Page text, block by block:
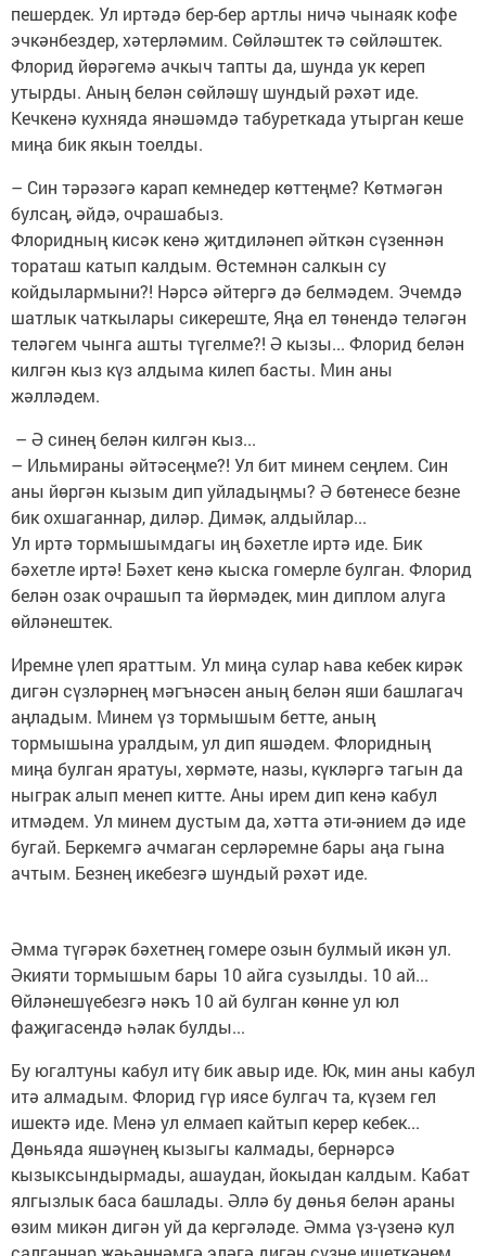
пешердек. Ул иртәдә бер-бер артлы ничә чынаяк кофе
эчкәнбездер, хәтерләмим. Сөйләштек тә сөйләштек.
Флорид йөрәгемә ачкыч тапты да, шунда ук кереп
утырды. Аның белән сөйләшү шундый рәхәт иде.
Кечкенә кухняда янәшәмдә табуреткада утырган кеше
миңа бик якын тоелды.
– Син тәрәзәгә карап кемнедер көттеңме? Көтмәгән
булсаң, әйдә, очрашабыз.
Флоридның кисәк кенә җитдиләнеп әйткән сүзеннән
тораташ катып калдым. Өстемнән салкын су
койдылармыни?! Нәрсә әйтергә дә белмәдем. Эчемдә
шатлык чаткылары сикереште, Яңа ел төнендә теләгән
теләгем чынга ашты түгелме?! Ә кызы... Флорид белән
килгән кыз күз алдыма килеп басты. Мин аны
жәлләдем.
– Ә синең белән килгән кыз...
– Ильмираны әйтәсеңме?! Ул бит минем сеңлем. Син
аны йөргән кызым дип уйладыңмы? Ә бөтенесе безне
бик охшаганнар, диләр. Димәк, алдыйлар...
Ул иртә тормышымдагы иң бәхетле иртә иде. Бик
бәхетле иртә! Бәхет кенә кыска гомерле булган. Флорид
белән озак очрашып та йөрмәдек, мин диплом алуга
өйләнештек.
Иремне үлеп яраттым. Ул миңа сулар һава кебек кирәк
дигән сүзләрнең мәгънәсен аның белән яши башлагач
аңладым. Минем үз тормышым бетте, аның
тормышына уралдым, ул дип яшәдем. Флоридның
миңа булган яратуы, хөрмәте, назы, күкләргә тагын да
ныграк алып менеп китте. Аны ирем дип кенә кабул
итмәдем. Ул минем дустым да, хәтта әти-әнием дә иде
бугай. Беркемгә ачмаган серләремне бары аңа гына
ачтым. Безнең икебезгә шундый рәхәт иде.
Әмма түгәрәк бәхетнең гомере озын булмый икән ул.
Әкияти тормышым бары 10 айга сузылды. 10 ай...
Өйләнешүебезгә нәкъ 10 ай булган көнне ул юл
фаҗигасендә һәлак булды...
Бу югалтуны кабул итү бик авыр иде. Юк, мин аны кабул
итә алмадым. Флорид гүр иясе булгач та, күзем гел
ишектә иде. Менә ул елмаеп кайтып керер кебек...
Дөньяда яшәүнең кызыгы калмады, бернәрсә
кызыксындырмады, ашаудан, йокыдан калдым. Кабат
ялгызлык баса башлады. Әллә бу дөнья белән араны
өзим микән дигән уй да кергәләде. Әмма үз-үзенә кул